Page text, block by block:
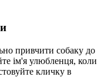
привчити собаку до
ім'я улюбленця, коли
кличку в